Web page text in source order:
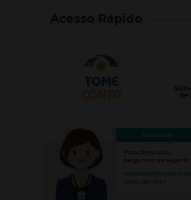
Acesso Rápido